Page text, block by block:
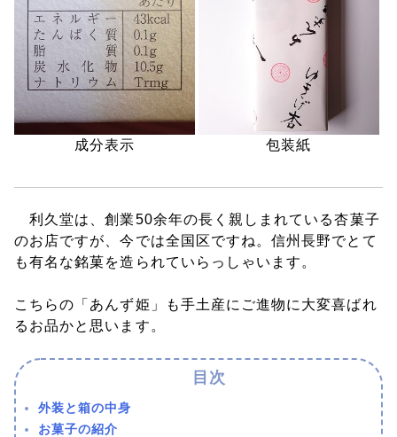
成分表示 包装紙
利久堂は、創業50余年の長く親しまれている杏菓子
のお店ですが、今では全国区ですね。信州長野でとて
も有名な銘菓を造られていらっしゃいます。
こちらの「あんず姫」も手土産にご進物に大変喜ばれ
るお品かと思います。
外装と箱の中身
お菓子の紹介